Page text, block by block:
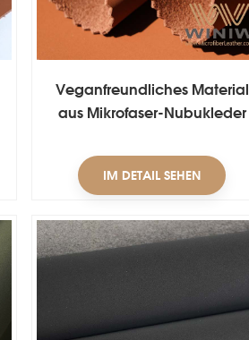
Veganfreundliches Material
aus Mikrofaser-Nubukleder
IM DETAIL SEHEN